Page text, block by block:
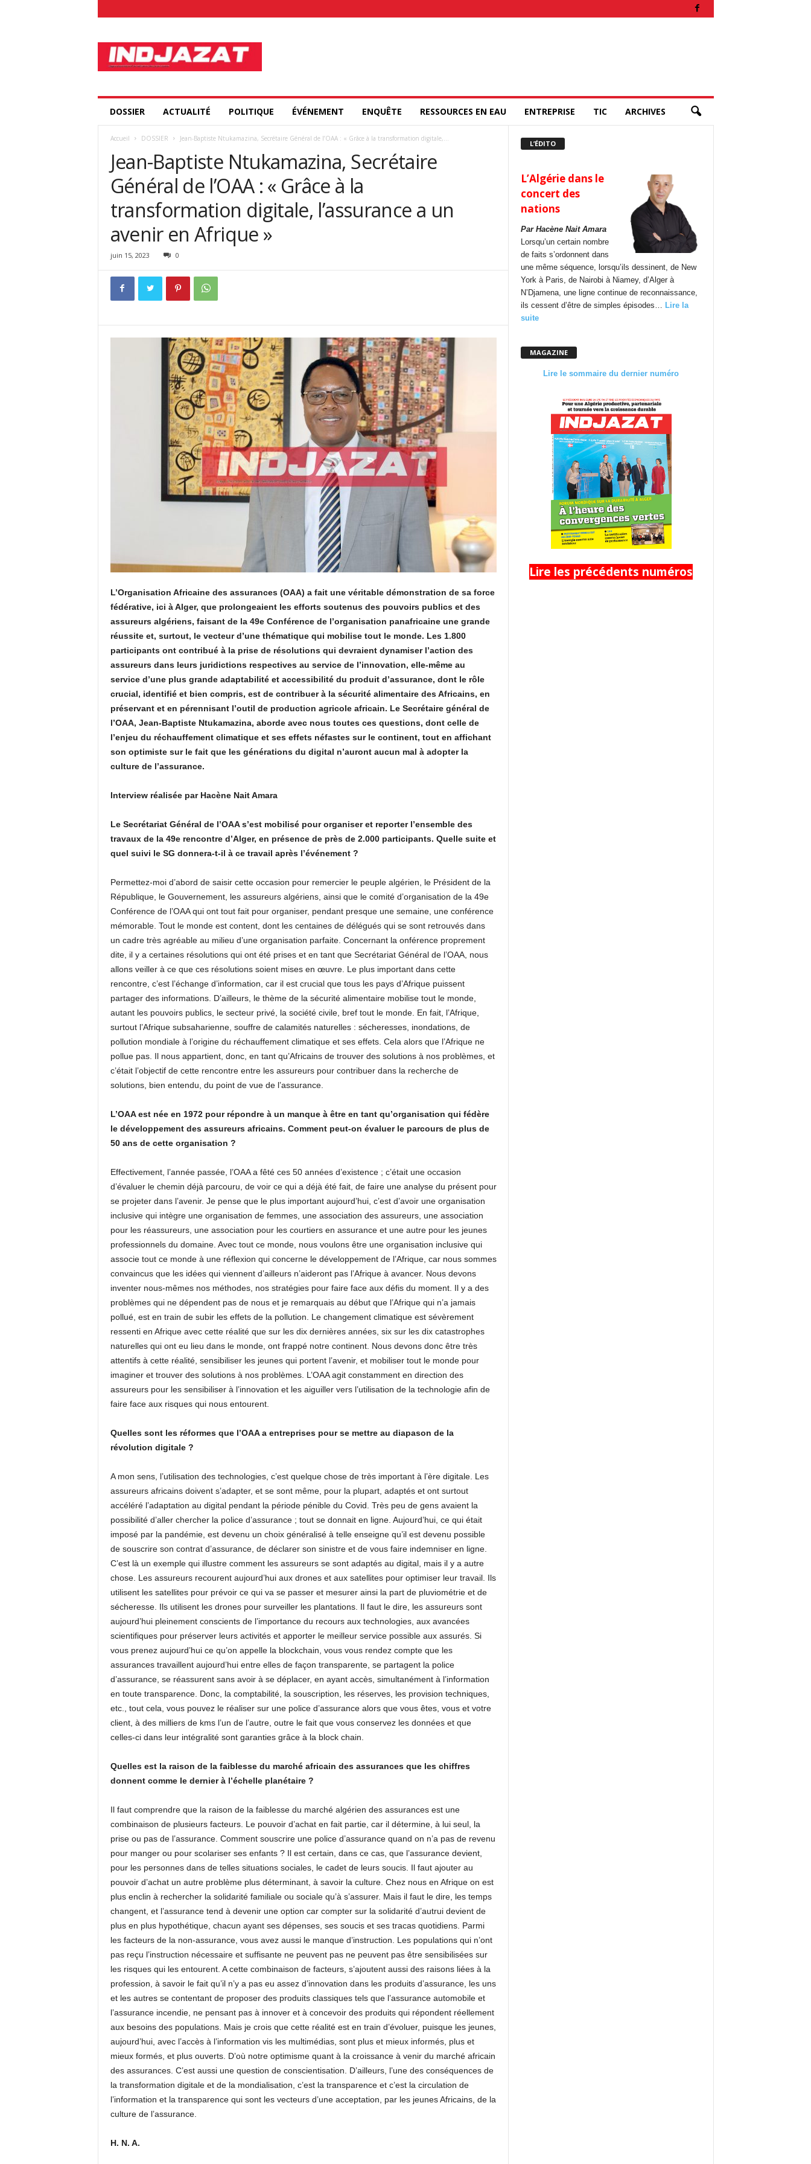
n
DOSSIER ACTUALITÉ POLITIQUE ÉVÉNEMENT ENQUÊTE RESSOURCES EN EAU ENTREPRISE TIC ARCHIVES
Accueil DOSSIER Jean-Baptiste Ntukamazina, Secrétaire Général de l’OAA : « Grâce à la transformation digitale,...
Jean-Baptiste Ntukamazina, Secrétaire
Général de l’OAA : « Grâce à la
transformation digitale, l’assurance a un
avenir en Afrique »
juin 15, 2023 0
L’Organisation Africaine des assurances (OAA) a fait une véritable démonstration de sa force
fédérative, ici à Alger, que prolongeaient les efforts soutenus des pouvoirs publics et des
assureurs algériens, faisant de la 49e Conférence de l’organisation panafricaine une grande
réussite et, surtout, le vecteur d’une thématique qui mobilise tout le monde. Les 1.800
participants ont contribué à la prise de résolutions qui devraient dynamiser l’action des
assureurs dans leurs juridictions respectives au service de l’innovation, elle-même au
service d’une plus grande adaptabilité et accessibilité du produit d’assurance, dont le rôle
crucial, identifié et bien compris, est de contribuer à la sécurité alimentaire des Africains, en
préservant et en pérennisant l’outil de production agricole africain. Le Secrétaire général de
l’OAA, Jean-Baptiste Ntukamazina, aborde avec nous toutes ces questions, dont celle de
l’enjeu du réchauffement climatique et ses effets néfastes sur le continent, tout en affichant
son optimiste sur le fait que les générations du digital n’auront aucun mal à adopter la
culture de l’assurance.
Interview réalisée par Hacène Nait Amara
Le Secrétariat Général de l’OAA s’est mobilisé pour organiser et reporter l’ensemble des
travaux de la 49e rencontre d’Alger, en présence de près de 2.000 participants. Quelle suite et
quel suivi le SG donnera-t-il à ce travail après l’événement ?
Permettez-moi d’abord de saisir cette occasion pour remercier le peuple algérien, le Président de la
République, le Gouvernement, les assureurs algériens, ainsi que le comité d’organisation de la 49e
Conférence de l’OAA qui ont tout fait pour organiser, pendant presque une semaine, une conférence
mémorable. Tout le monde est content, dont les centaines de délégués qui se sont retrouvés dans
un cadre très agréable au milieu d’une organisation parfaite. Concernant la onférence proprement
dite, il y a certaines résolutions qui ont été prises et en tant que Secrétariat Général de l’OAA, nous
allons veiller à ce que ces résolutions soient mises en œuvre. Le plus important dans cette
rencontre, c’est l’échange d’information, car il est crucial que tous les pays d’Afrique puissent
partager des informations. D’ailleurs, le thème de la sécurité alimentaire mobilise tout le monde,
autant les pouvoirs publics, le secteur privé, la société civile, bref tout le monde. En fait, l’Afrique,
surtout l’Afrique subsaharienne, souffre de calamités naturelles : sécheresses, inondations, de
pollution mondiale à l’origine du réchauffement climatique et ses effets. Cela alors que l’Afrique ne
pollue pas. Il nous appartient, donc, en tant qu’Africains de trouver des solutions à nos problèmes, et
c’était l’objectif de cette rencontre entre les assureurs pour contribuer dans la recherche de
solutions, bien entendu, du point de vue de l’assurance.
L’OAA est née en 1972 pour répondre à un manque à être en tant qu’organisation qui fédère
le développement des assureurs africains. Comment peut-on évaluer le parcours de plus de
50 ans de cette organisation ?
Effectivement, l’année passée, l’OAA a fêté ces 50 années d’existence ; c’était une occasion
d’évaluer le chemin déjà parcouru, de voir ce qui a déjà été fait, de faire une analyse du présent pour
se projeter dans l’avenir. Je pense que le plus important aujourd’hui, c’est d’avoir une organisation
inclusive qui intègre une organisation de femmes, une association des assureurs, une association
pour les réassureurs, une association pour les courtiers en assurance et une autre pour les jeunes
professionnels du domaine. Avec tout ce monde, nous voulons être une organisation inclusive qui
associe tout ce monde à une réflexion qui concerne le développement de l’Afrique, car nous sommes
convaincus que les idées qui viennent d’ailleurs n’aideront pas l’Afrique à avancer. Nous devons
inventer nous-mêmes nos méthodes, nos stratégies pour faire face aux défis du moment. Il y a des
problèmes qui ne dépendent pas de nous et je remarquais au début que l’Afrique qui n’a jamais
pollué, est en train de subir les effets de la pollution. Le changement climatique est sévèrement
ressenti en Afrique avec cette réalité que sur les dix dernières années, six sur les dix catastrophes
naturelles qui ont eu lieu dans le monde, ont frappé notre continent. Nous devons donc être très
attentifs à cette réalité, sensibiliser les jeunes qui portent l’avenir, et mobiliser tout le monde pour
imaginer et trouver des solutions à nos problèmes. L’OAA agit constamment en direction des
assureurs pour les sensibiliser à l’innovation et les aiguiller vers l’utilisation de la technologie afin de
faire face aux risques qui nous entourent.
Quelles sont les réformes que l’OAA a entreprises pour se mettre au diapason de la
révolution digitale ?
A mon sens, l’utilisation des technologies, c’est quelque chose de très important à l’ère digitale. Les
assureurs africains doivent s’adapter, et se sont même, pour la plupart, adaptés et ont surtout
accéléré l’adaptation au digital pendant la période pénible du Covid. Très peu de gens avaient la
possibilité d’aller chercher la police d’assurance ; tout se donnait en ligne. Aujourd’hui, ce qui était
imposé par la pandémie, est devenu un choix généralisé à telle enseigne qu’il est devenu possible
de souscrire son contrat d’assurance, de déclarer son sinistre et de vous faire indemniser en ligne.
C’est là un exemple qui illustre comment les assureurs se sont adaptés au digital, mais il y a autre
chose. Les assureurs recourent aujourd’hui aux drones et aux satellites pour optimiser leur travail. Ils
utilisent les satellites pour prévoir ce qui va se passer et mesurer ainsi la part de pluviométrie et de
sécheresse. Ils utilisent les drones pour surveiller les plantations. Il faut le dire, les assureurs sont
aujourd’hui pleinement conscients de l’importance du recours aux technologies, aux avancées
scientifiques pour préserver leurs activités et apporter le meilleur service possible aux assurés. Si
vous prenez aujourd’hui ce qu’on appelle la blockchain, vous vous rendez compte que les
assurances travaillent aujourd’hui entre elles de façon transparente, se partagent la police
d’assurance, se réassurent sans avoir à se déplacer, en ayant accès, simultanément à l’information
en toute transparence. Donc, la comptabilité, la souscription, les réserves, les provision techniques,
etc., tout cela, vous pouvez le réaliser sur une police d’assurance alors que vous êtes, vous et votre
client, à des milliers de kms l’un de l’autre, outre le fait que vous conservez les données et que
celles-ci dans leur intégralité sont garanties grâce à la block chain.
Quelles est la raison de la faiblesse du marché africain des assurances que les chiffres
donnent comme le dernier à l’échelle planétaire ?
Il faut comprendre que la raison de la faiblesse du marché algérien des assurances est une
combinaison de plusieurs facteurs. Le pouvoir d’achat en fait partie, car il détermine, à lui seul, la
prise ou pas de l’assurance. Comment souscrire une police d’assurance quand on n’a pas de revenu
pour manger ou pour scolariser ses enfants ? Il est certain, dans ce cas, que l’assurance devient,
pour les personnes dans de telles situations sociales, le cadet de leurs soucis. Il faut ajouter au
pouvoir d’achat un autre problème plus déterminant, à savoir la culture. Chez nous en Afrique on est
plus enclin à rechercher la solidarité familiale ou sociale qu’à s’assurer. Mais il faut le dire, les temps
changent, et l’assurance tend à devenir une option car compter sur la solidarité d’autrui devient de
plus en plus hypothétique, chacun ayant ses dépenses, ses soucis et ses tracas quotidiens. Parmi
les facteurs de la non-assurance, vous avez aussi le manque d’instruction. Les populations qui n’ont
pas reçu l’instruction nécessaire et suffisante ne peuvent pas ne peuvent pas être sensibilisées sur
les risques qui les entourent. A cette combinaison de facteurs, s’ajoutent aussi des raisons liées à la
profession, à savoir le fait qu’il n’y a pas eu assez d’innovation dans les produits d’assurance, les uns
et les autres se contentant de proposer des produits classiques tels que l’assurance automobile et
l’assurance incendie, ne pensant pas à innover et à concevoir des produits qui répondent réellement
aux besoins des populations. Mais je crois que cette réalité est en train d’évoluer, puisque les jeunes,
aujourd’hui, avec l’accès à l’information vis les multimédias, sont plus et mieux informés, plus et
mieux formés, et plus ouverts. D’où notre optimisme quant à la croissance à venir du marché africain
des assurances. C’est aussi une question de conscientisation. D’ailleurs, l’une des conséquences de
la transformation digitale et de la mondialisation, c’est la transparence et c’est la circulation de
l’information et la transparence qui sont les vecteurs d’une acceptation, par les jeunes Africains, de la
culture de l’assurance.
H. N. A.
L’ÉDITO
L’Algérie dans le
concert des
nations
Par Hacène Nait Amara
Lorsqu’un certain nombre
de faits s’ordonnent dans
une même séquence, lorsqu’ils dessinent, de New
York à Paris, de Nairobi à Niamey, d’Alger à
N’Djamena, une ligne continue de reconnaissance,
ils cessent d’être de simples épisodes…
Lire la
suite
MAGAZINE
Lire le sommaire du dernier numéro
Lire les précédents numéros